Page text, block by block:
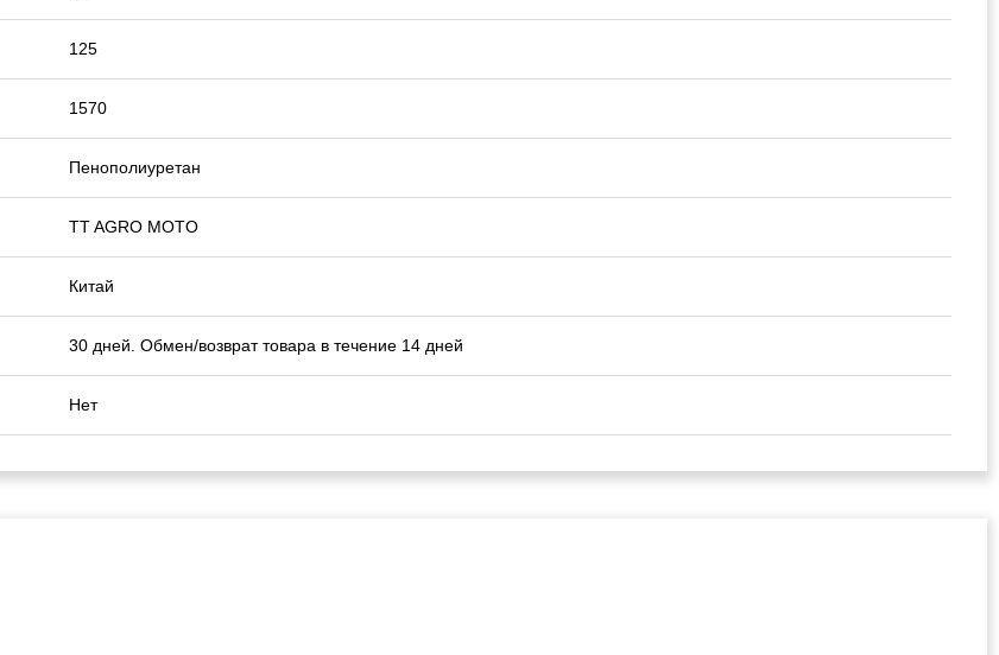
125
1570
Пенополиуретан
TT AGRO MOTO
Китай
30 дней. Обмен/возврат товара в течение 14 дней
Нет